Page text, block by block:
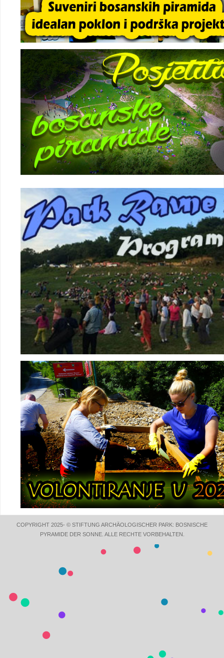
COPYRIGHT 2025- © STIFTUNG ARCHÄOLOGISCHER PARK: BOSNISCHE
PYRAMIDE DER SONNE. ALLE RECHTE VORBEHALTEN.